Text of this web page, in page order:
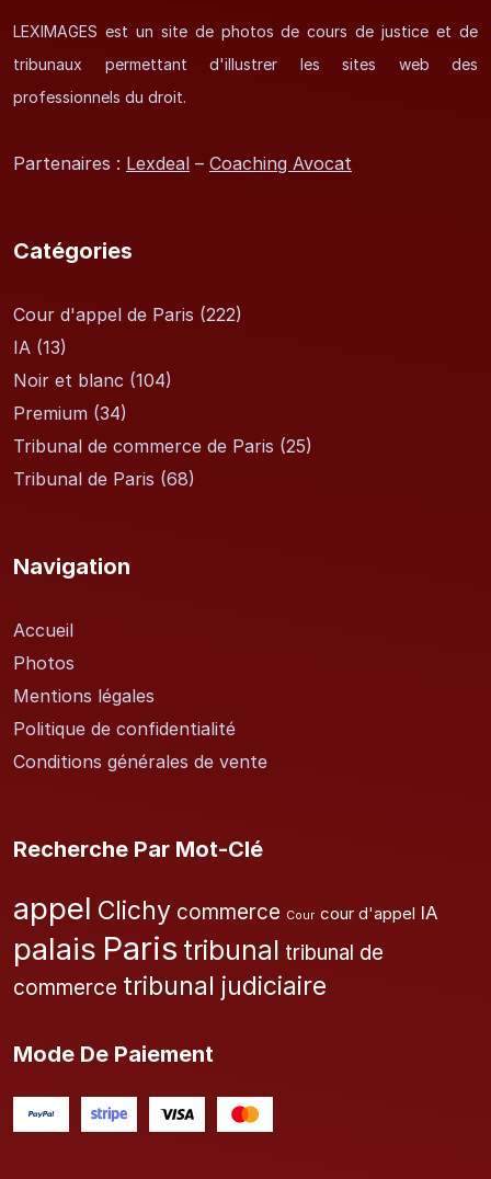
LEXIMAGES est un site de photos de cours de justice et de
tribunaux permettant d'illustrer les sites web des
professionnels du droit.
Partenaires : Lexdeal – Coaching Avocat
Catégories
Cour d'appel de Paris (222)
IA (13)
Noir et blanc (104)
Premium (34)
Tribunal de commerce de Paris (25)
Tribunal de Paris (68)
Navigation
Accueil
Photos
Mentions légales
Politique de confidentialité
Conditions générales de vente
Recherche Par Mot-Clé
appel Clichy commerce Cour cour d'appel IA
palais Paris tribunal tribunal de
commerce tribunal judiciaire
Mode De Paiement